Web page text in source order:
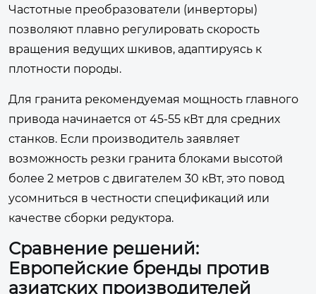
Частотные преобразователи (инверторы)
позволяют плавно регулировать скорость
вращения ведущих шкивов, адаптируясь к
плотности породы.
Для гранита рекомендуемая мощность главного
привода начинается от 45-55 кВт для средних
станков. Если производитель заявляет
возможность резки гранита блоками высотой
более 2 метров с двигателем 30 кВт, это повод
усомниться в честности спецификаций или
качестве сборки редуктора.
Сравнение решений:
Европейские бренды против
азиатских производителей